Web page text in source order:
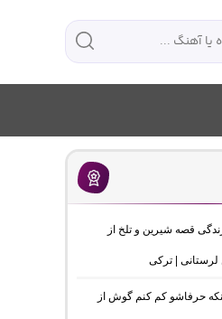
قصه شیرین و تلخ از
| ترکی
حرفاشو کم کنم گوش از